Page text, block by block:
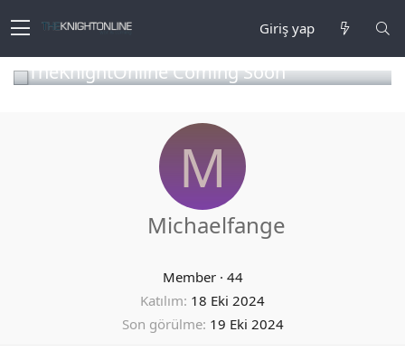
Giriş yap
TheKnightOnline Coming Soon
M
Michaelfange
Member · 44
Katılım 18 Eki 2024
Son görülme 19 Eki 2024